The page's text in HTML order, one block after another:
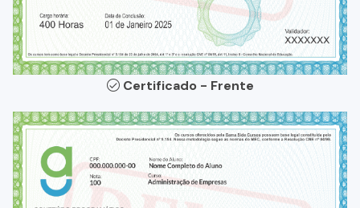
Certificado - Frente